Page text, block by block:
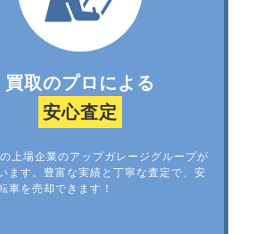
買取のプロによる
安心査定
上場企業のアップガレージグループが
ます。豊富な実績と丁寧な査定で、安
車を売却できます！